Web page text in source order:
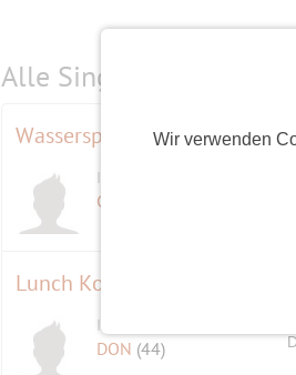
Wir verwenden
Alle Single-Events am
Wasserspass und Pizza
Initiator
Gremlin58
Lunch Konzert
Initiator
DON (44)